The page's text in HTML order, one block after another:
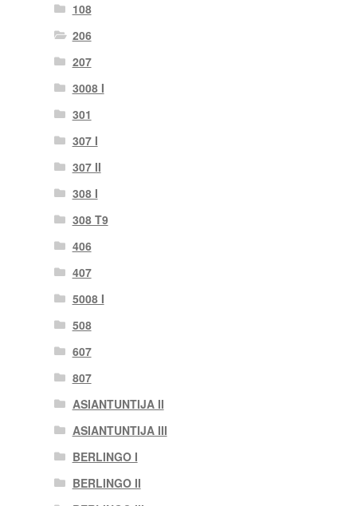
108
206
207
3008 I
301
307 I
307 II
308 I
308 T9
406
407
5008 I
508
607
807
ASIANTUNTIJA II
ASIANTUNTIJA III
BERLINGO I
BERLINGO II